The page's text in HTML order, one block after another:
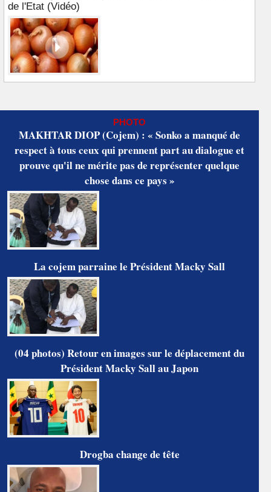
de l'Etat (Vidéo)
PHOTO
MAKHTAR DIOP (Cojem) : « Sonko a manqué de
respect à tous ceux qui prennent part au dialogue et
prouve qu'il ne mérite pas de représenter quelque
chose dans ce pays »
La cojem parraine le Président Macky Sall
(04 photos) Retour en images sur le déplacement du
Président Macky Sall au Japon
Drogba change de tête